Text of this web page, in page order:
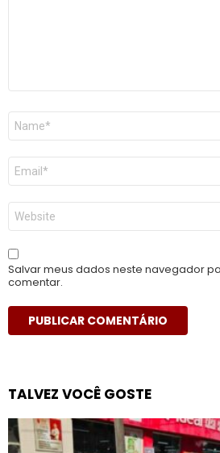
Nome
E-
mail
*
Site
Salvar meus dados neste navegador
comentar.
TALVEZ VOCÊ GOSTE